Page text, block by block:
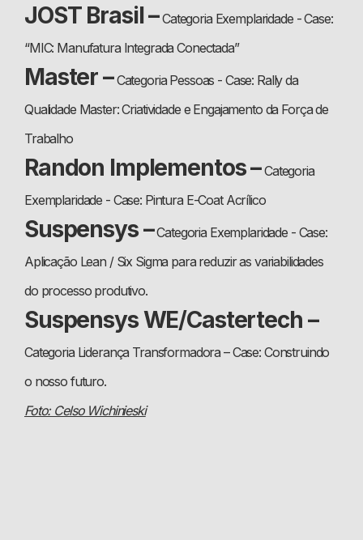
JOST Brasil –Categoria Exemplaridade - Case:
“MIC: Manufatura Integrada Conectada”
Master –Categoria Pessoas - Case: Rally da
Qualidade Master: Criatividade e Engajamento da Força de
Trabalho
Randon Implementos –Categoria
Exemplaridade - Case: Pintura E-Coat Acrílico
Suspensys –Categoria Exemplaridade - Case:
Aplicação Lean / Six Sigma para reduzir as variabilidades
do processo produtivo.
Suspensys WE/Castertech –
Categoria Liderança Transformadora – Case: Construindo
o nosso futuro.
Foto: Celso Wichinieski